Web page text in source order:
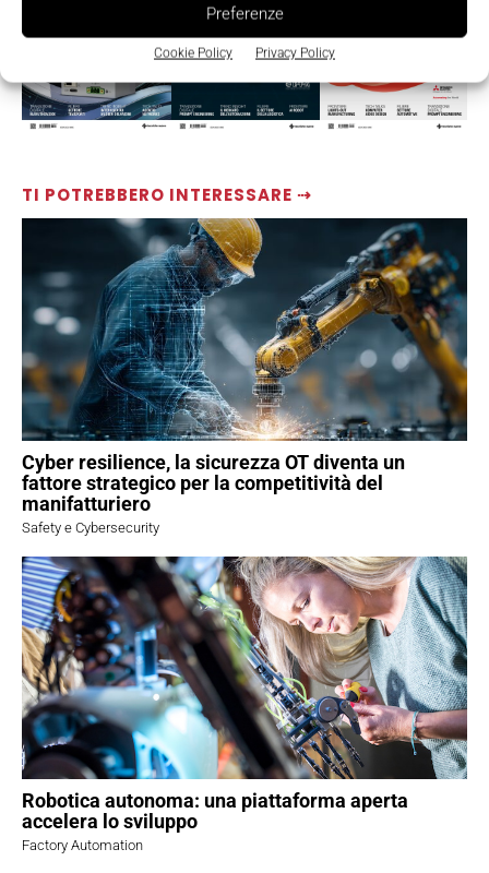
Preferenze
Cookie Policy Privacy Policy
TI POTREBBERO INTERESSARE ⇢
Cyber resilience, la sicurezza OT diventa un
fattore strategico per la competitività del
manifatturiero
Safety e Cybersecurity
Robotica autonoma: una piattaforma aperta
accelera lo sviluppo
Factory Automation